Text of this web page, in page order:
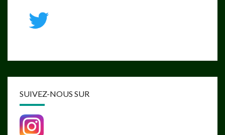
SUIVEZ-NOUS SUR